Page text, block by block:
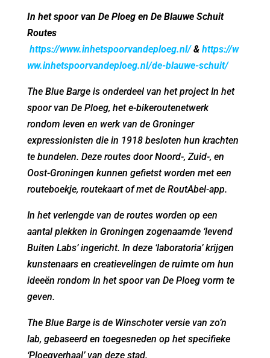
In het spoor van De Ploeg en De Blauwe Schuit
Routes
https://www.inhetspoorvandeploeg.nl/& https://w
ww.inhetspoorvandeploeg.nl/de-blauwe-schuit/
The Blue Barge is onderdeel van het project In het
spoor van De Ploeg, het e-bikeroutenetwerk
rondom leven en werk van de Groninger
expressionisten die in 1918 besloten hun krachten
te bundelen. Deze routes door Noord-, Zuid-, en
Oost-Groningen kunnen gefietst worden met een
routeboekje, routekaart of met de RoutAbel-app.
In het verlengde van de routes worden op een
aantal plekken in Groningen zogenaamde ‘levend
Buiten Labs’ ingericht. In deze ‘laboratoria’ krijgen
kunstenaars en creatievelingen de ruimte om hun
ideeën rondom In het spoor van De Ploeg vorm te
geven.
The Blue Barge is de Winschoter versie van zo’n
lab, gebaseerd en toegesneden op het specifieke
‘Ploegverhaal’ van deze stad.